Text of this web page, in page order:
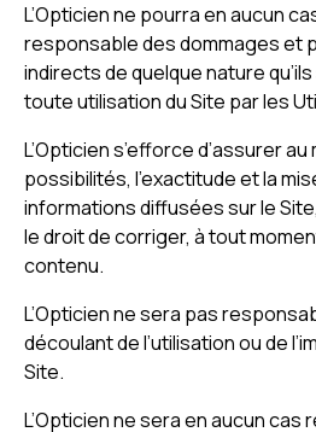
L’Opticien ne pourra en aucun
responsable des dommages et
indirects de quelque nature
toute utilisation du Site par les
L’Opticien s’efforce d’assurer
possibilités, l’exactitude et la
informations diffusées sur le
le droit de corriger, à tout
contenu.
L’Opticien ne sera pas
découlant de l’utilisation ou de
Site.
L’Opticien ne sera en aucun cas